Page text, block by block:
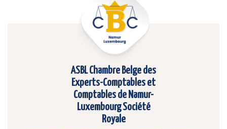
ASBL Chambre Belge des
Experts-Comptables et
Comptables de Namur-
Luxembourg Société
Royale